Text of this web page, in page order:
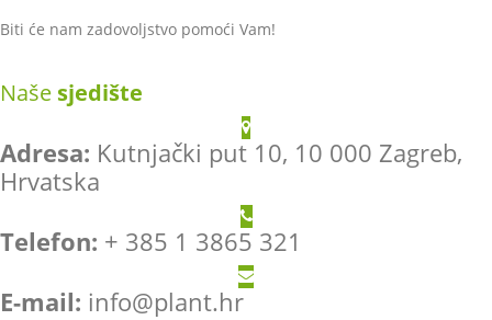
Biti će nam zadovoljstvo pomoći Vam!
Naše sjedište
Adresa: Kutnjački put 10, 10 000 Zagreb,
Hrvatska
Telefon: + 385 1 3865 321
E-mail: info@plant.hr